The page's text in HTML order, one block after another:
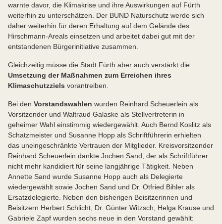
warnte davor, die Klimakrise und ihre Auswirkungen auf Fürth
weiterhin zu unterschätzen. Der BUND Naturschutz werde sich
daher weiterhin für deren Erhaltung auf dem Gelände des
Hirschmann-Areals einsetzen und arbeitet dabei gut mit der
entstandenen Bürgerinitiative zusammen.
Gleichzeitig müsse die Stadt Fürth aber auch verstärkt die
Umsetzung der Maßnahmen zum Erreichen ihres
Klimaschutzziels vorantreiben.
Bei den Vorstandswahlen wurden Reinhard Scheuerlein als
Vorsitzender und Waltraud Galaske als Stellvertreterin in
geheimer Wahl einstimmig wiedergewählt. Auch Bernd Koslitz als
Schatzmeister und Susanne Hopp als Schriftführerin erhielten
das uneingeschränkte Vertrauen der Mitglieder. Kreisvorsitzender
Reinhard Scheuerlein dankte Jochen Sand, der als Schriftführer
nicht mehr kandidiert für seine langjährige Tätigkeit. Neben
Annette Sand wurde Susanne Hopp auch als Delegierte
wiedergewählt sowie Jochen Sand und Dr. Otfried Bihler als
Ersatzdelegierte. Neben den bisherigen Beisitzerinnen und
Beisitzern Herbert Schlicht, Dr. Günter Witzsch, Helga Krause und
Gabriele Zapf wurden sechs neue in den Vorstand gewählt: